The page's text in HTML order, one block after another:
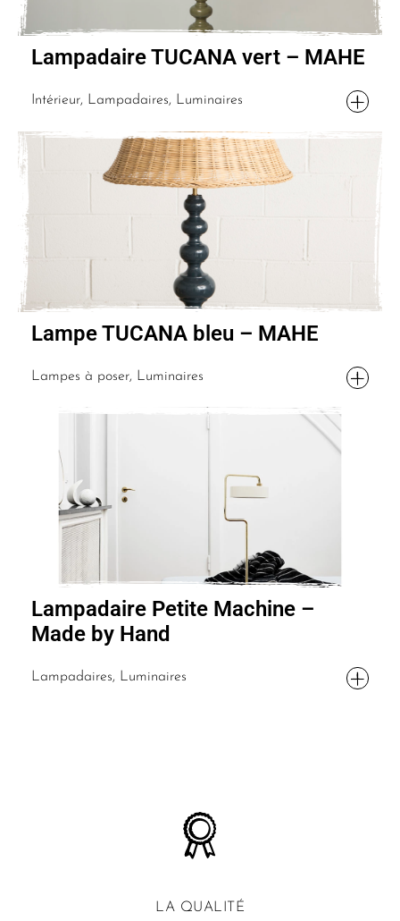
Lampadaire TUCANA vert – MAHE
Intérieur, Lampadaires, Luminaires
Lampe TUCANA bleu – MAHE
Lampes à poser, Luminaires
Lampadaire Petite Machine –
Made by Hand
Lampadaires, Luminaires
LA QUALITÉ